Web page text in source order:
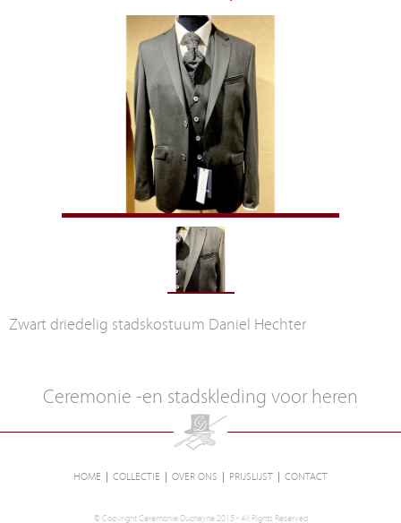
Zwart driedelig stadskostuum Daniel Hechter
Ceremonie -en stadskleding voor heren
HOME COLLECTIE OVER ONS PRIJSLIJST CONTACT
© Copyright Ceremonie Ducheyne 2015 - All Rights Reserved